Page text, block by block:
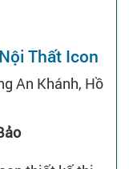
Thất Icon
An Khánh, Hồ